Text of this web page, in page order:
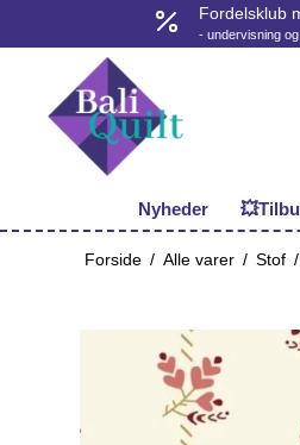
Fordelsklub
- undervisning
Nyheder
Forside / Alle varer / Stof /